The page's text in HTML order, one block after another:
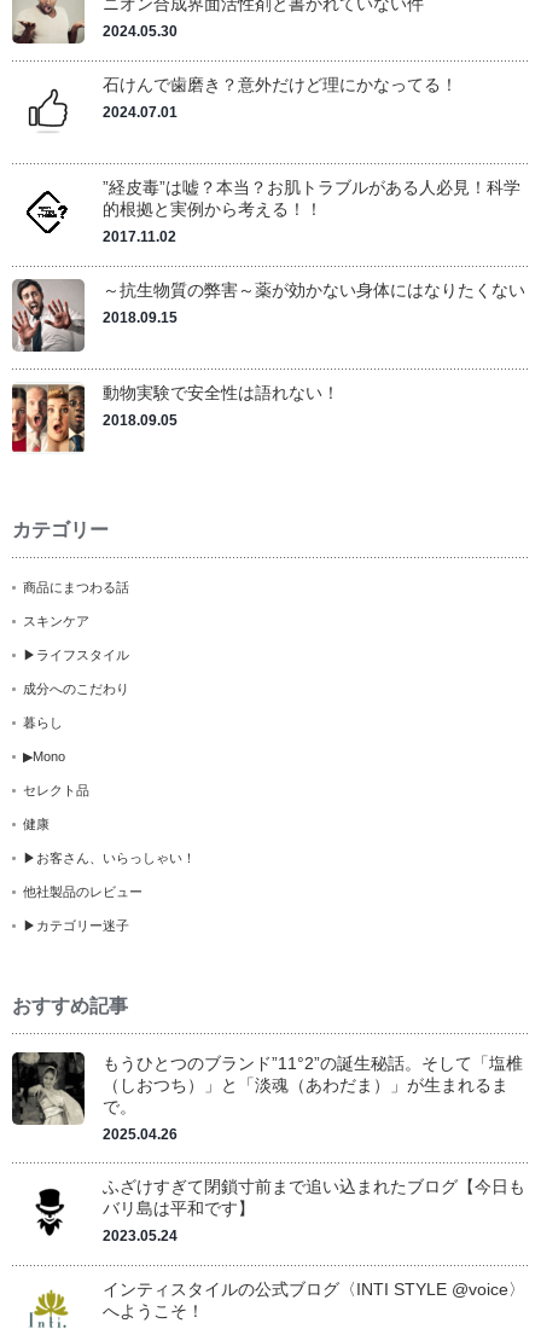
2024.05.30
石けんで歯磨き？意外だけど理にかなってる！
2024.07.01
”経皮毒”は嘘？本当？お肌トラブルがある人必見！科学
的根拠と実例から考える！！
2017.11.02
～抗生物質の弊害～薬が効かない身体にはなりたくない
2018.09.15
動物実験で安全性は語れない！
2018.09.05
カテゴリー
商品にまつわる話
スキンケア
▶ライフスタイル
成分へのこだわり
暮らし
▶Mono
セレクト品
健康
▶お客さん、いらっしゃい！
他社製品のレビュー
▶カテゴリー迷子
おすすめ記事
もうひとつのブランド”11°2”の誕生秘話。そして「塩椎
（しおつち）」と「淡魂（あわだま）」が生まれるま
で。
2025.04.26
ふざけすぎて閉鎖寸前まで追い込まれたブログ【今日も
バリ島は平和です】
2023.05.24
インティスタイルの公式ブログ〈INTI STYLE @voice〉
へようこそ！